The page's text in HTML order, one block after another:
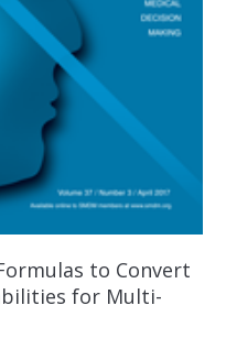
to Convert
for Multi-